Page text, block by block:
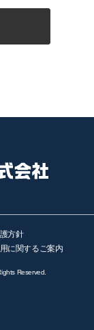
方針
に関するご案内
Reserved.